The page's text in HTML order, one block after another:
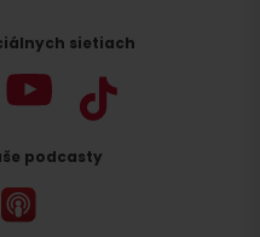
sietiach
podcasty